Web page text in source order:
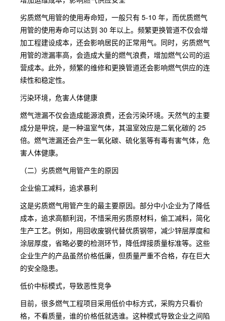
劣质燃气用管的使用寿命短，一般只有 5-10 年，而优质燃气
用管的使用寿命可以达到 30 年以上。频繁更换管道不仅会增
加工程建设成本，还会影响居民的正常用气。同时，劣质燃气
用管的泄漏率高，会造成大量的燃气浪费，增加燃气公司的运
营成本。此外，频繁的维修和更换管道还会影响燃气供应的连
续性和稳定性。
污染环境，危害人体健康
燃气泄漏不仅会造成能源浪费，还会污染环境。天然气的主要
成分是甲烷，是一种温室气体，其温室效应是二氧化碳的 25
倍。燃气泄漏还会产生一氧化碳、硫化氢等有毒有害气体，危
害人体健康。
（二）劣质燃气用管产生的原因
企业偷工减料，追求暴利
这是劣质燃气用管产生的最主要原因。部分中小企业为了降低
成本，追求高额利润，不惜采用劣质原材料，偷工减料，简化
生产工艺。例如，用回收废钢代替优质钢带，减少锌层厚度和
涂层厚度，省略必要的检测环节，降低焊接质量标准等。这些
企业生产的产品虽然价格低廉，但质量严重不合格，存在巨大
的安全隐患。
低价中标模式，导致恶性竞争
目前，很多燃气工程项目采用低价中标方式，采购方只看价
格，不看质量，谁的价格低就选谁。这种模式导致企业之间陷